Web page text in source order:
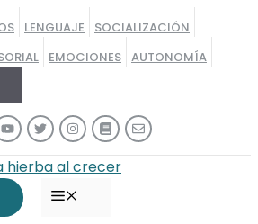
LENGUAJE
SOCIALIZACIÓN
EMOCIONES AUTONOMÍA